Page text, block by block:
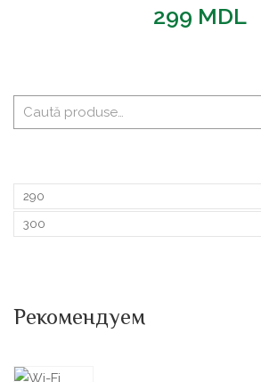
299 MDL
Рекомендуем